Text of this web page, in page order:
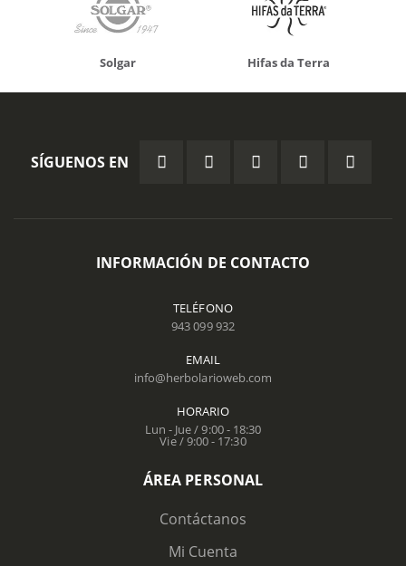
Solgar Hifas da Terra
SÍGUENOS EN
INFORMACIÓN DE CONTACTO
TELÉFONO
943 099 932
EMAIL
info@herbolarioweb.com
HORARIO
Lun - Jue / 9:00 - 18:30
Vie / 9:00 - 17:30
ÁREA PERSONAL
Contáctanos
Mi Cuenta